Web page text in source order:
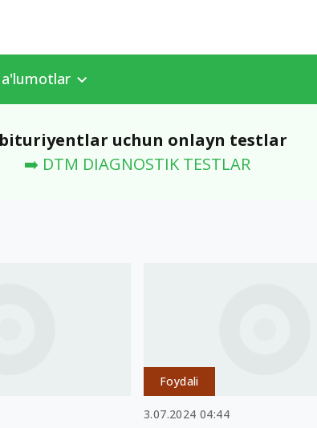
uchun onlayn testlar
➡️ DTM DIAGNOSTIK TESTLAR
Foydali
3.07.2024 04:44